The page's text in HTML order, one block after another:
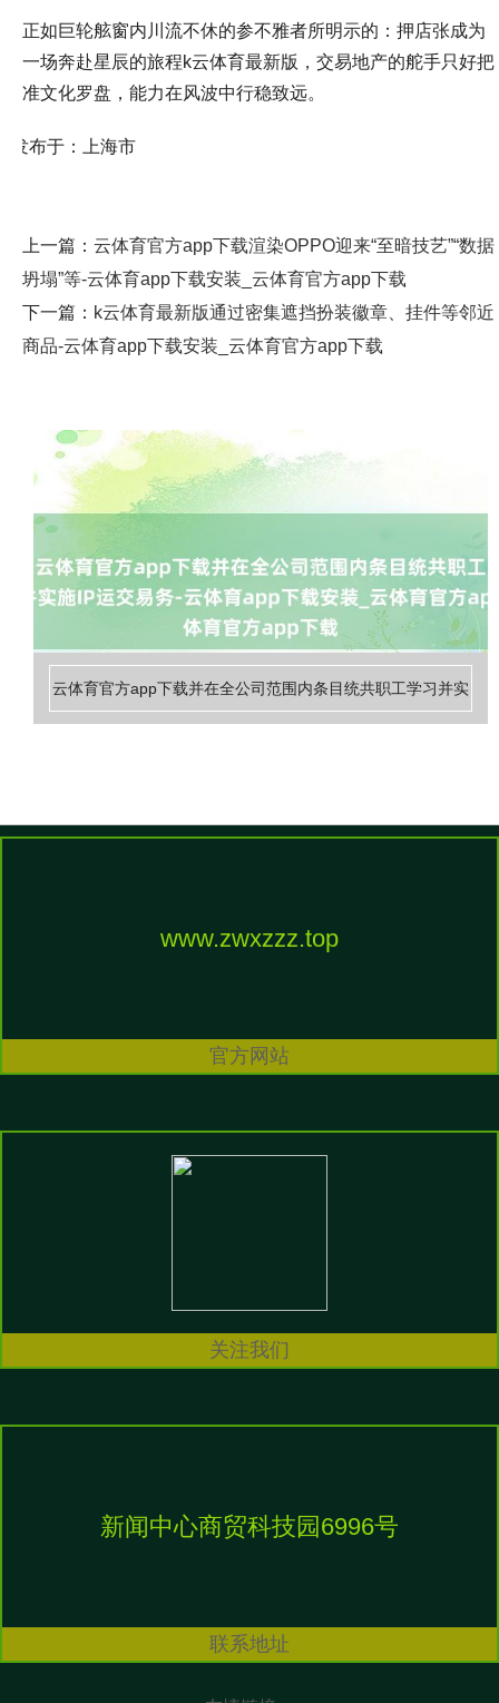
正如巨轮舷窗内川流不休的参不雅者所明示的：押店张成为
一场奔赴星辰的旅程k云体育最新版，交易地产的舵手只好把
准文化罗盘，能力在风波中行稳致远。
发布于：上海市
上一篇： 云体育官方app下载渲染OPPO迎来“至暗技艺”“数据
坍塌”等-云体育app下载安装_云体育官方app下载
下一篇： k云体育最新版通过密集遮挡扮装徽章、挂件等邻近
商品-云体育app下载安装_云体育官方app下载
云体育官方app下载并在全公司范围内条目统共职工学习并实
www.zwxzzz.top
官方网站
关注我们
新闻中心商贸科技园6996号
联系地址